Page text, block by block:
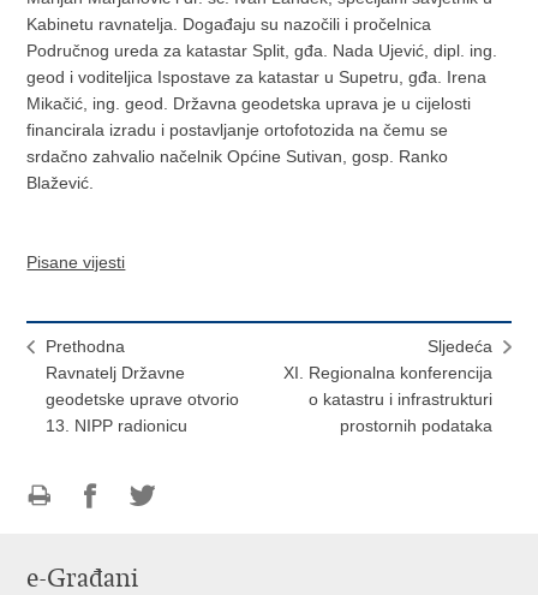
Kabinetu ravnatelja. Događaju su nazočili i pročelnica
Područnog ureda za katastar Split, gđa. Nada Ujević, dipl. ing.
geod i voditeljica Ispostave za katastar u Supetru, gđa. Irena
Mikačić, ing. geod. Državna geodetska uprava je u cijelosti
financirala izradu i postavljanje ortofotozida na čemu se
srdačno zahvalio načelnik Općine Sutivan, gosp. Ranko
Blažević.
Pisane vijesti
Prethodna
Ravnatelj Državne
geodetske uprave otvorio
13. NIPP radionicu
Sljedeća
XI. Regionalna konferencija
o katastru i infrastrukturi
prostornih podataka
FacebookuTwitteru
e-Građani